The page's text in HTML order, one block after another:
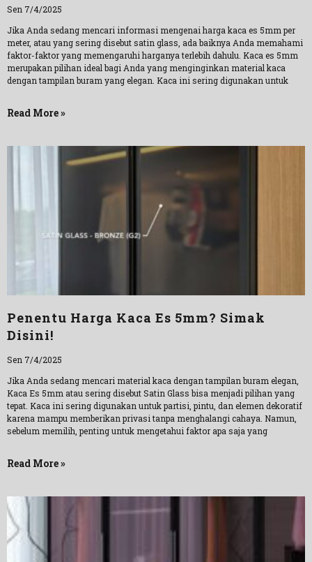
Sen 7/4/2025
Jika Anda sedang mencari informasi mengenai harga kaca es 5mm per
meter, atau yang sering disebut satin glass, ada baiknya Anda memahami
faktor-faktor yang memengaruhi harganya terlebih dahulu. Kaca es 5mm
merupakan pilihan ideal bagi Anda yang menginginkan material kaca
dengan tampilan buram yang elegan. Kaca ini sering digunakan untuk
Read More »
Penentu Harga Kaca Es 5mm? Simak
Disini!
Sen 7/4/2025
Jika Anda sedang mencari material kaca dengan tampilan buram elegan,
Kaca Es 5mm atau sering disebut Satin Glass bisa menjadi pilihan yang
tepat. Kaca ini sering digunakan untuk partisi, pintu, dan elemen dekoratif
karena mampu memberikan privasi tanpa menghalangi cahaya. Namun,
sebelum memilih, penting untuk mengetahui faktor apa saja yang
Read More »